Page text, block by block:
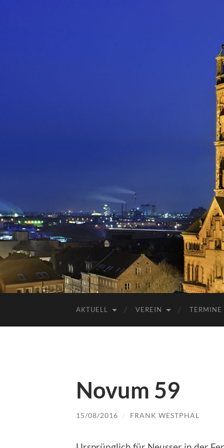
AKTUELL VEREIN TERMINE
Novum 59
15/08/2016 / FRANK WESTPHAL